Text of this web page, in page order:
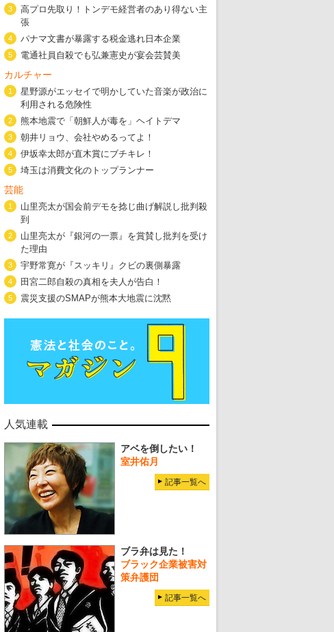
特集 東京五輪強行開催特別企画 大ウソだら
・ 五輪入場行進にすぎやまこういちの曲、杉田水脈の
・ 大ウソだらけの東京五輪！ 安倍・菅・森はどんな嘘を
五輪関係者が入国当日、築地を散歩！
・
五輪でIOCラウンジ以外にVIPルーム、広告代理店は物品購入
3
高プロ先取り！トンデモ経営者のあり得ない主
張
4 パナマ文書が暴露する税金逃れ日本企業
5 電通社員自殺でも弘兼憲史が宴会芸賛美
カルチャー
1
星野源がエッセイで明かしていた音楽が政治に
利用される危険性
2 熊本地震で「朝鮮人が毒を」ヘイトデマ
3 朝井リョウ、会社やめるってよ！
4 伊坂幸太郎が直木賞にブチキレ！
5 埼玉は消費文化のトップランナー
芸能
1
山里亮太が国会前デモを捻じ曲げ解説し批判殺
到
2
山里亮太が『銀河の一票』を賞賛し批判を受け
た理由
3 宇野常寛が『スッキリ』クビの裏側暴露
4 田宮二郎自殺の真相を夫人が告白！
5 震災支援のSMAPが熊本大地震に沈黙
人気連載
アベを倒したい！
室井佑月
記事一覧へ
ブラ弁は見た！
ブラック企業被害対
策弁護団
記事一覧へ